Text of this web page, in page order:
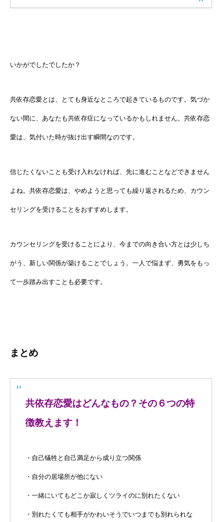
いかがでしたでしたか？
共依存恋愛とは、とても身近なところで起きているものです。気づか
ない間に、あなたも共依存症になっているかもしれません。共依存恋
愛は、気付いた時が抜け出す瞬間なのです。
信じたくないことも受け入れなければ、先に進むことなどできません
よね。共依存恋愛は、やめようと思っても繰り返されるため、カウン
セリングを受けることをおすすめします。
カウンセリングを受けることにより、今までの向き合い方とは少しち
がう、新しい関係が築けることでしょう。一人で悩まず、勇気をもっ
て一歩踏み出すことも必要です。
まとめ
共依存恋愛はどんなもの？その６つの特
徴教えます！
・自己犠牲と自己満足から成り立つ関係
・自分の居場所が他にない
・一緒にいてもどこか寂しくツライのに別れたくない
・別れたくても相手がかわいそうでいつまでも別れられな